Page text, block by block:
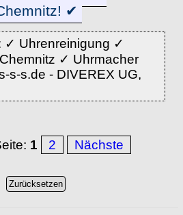
✔
✓ Uhrenreinigung ✓
✓ Uhrmacher
s-s.de - DIVEREX UG,
1 2 Nächste